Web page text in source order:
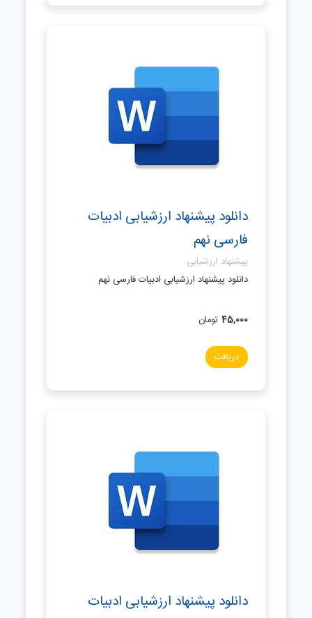
دانلود پیشنهاد ارزشیابی ادبیات
فارسی نهم
پیشنهاد ارزشیابی
دانلود پیشنهاد ارزشیابی ادبیات فارسی نهم
45,000 تومان
دریافت
دانلود پیشنهاد ارزشیابی ادبیات